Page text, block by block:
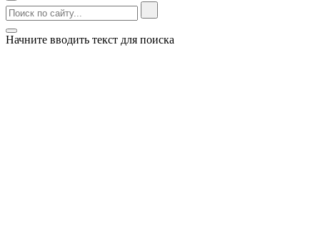
Начните вводить текст для поиска